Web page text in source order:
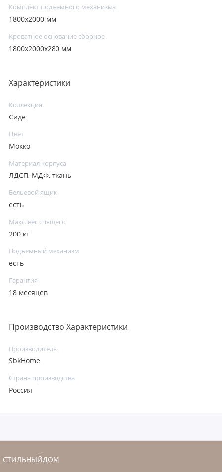
Комплект подъемного механизма
1800х2000 мм
Кроватное основание сборное
1800х2000х280 мм
Характеристики
Коллекция
Сиде
Цвет
Мокко
Материал корпуса
ЛДСП, МДФ, ткань
Бельевой ящик
есть
Макс. вес спящего
200 кг
Подъемный механизм
есть
Гарантия
18 месяцев
Производство Характеристики
Производитель
SbkHome
Страна производства
Россия
СТИЛЬНЫЙДОМ